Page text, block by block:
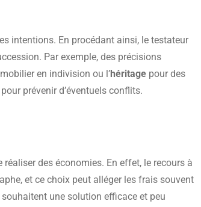
intentions. En procédant ainsi, le testateur
Par exemple, des précisions
en indivision ou l’héritage pour des
prévenir d’éventuels conflits.
des économies. En effet, le recours à
et ce choix peut alléger les frais souvent
une solution efficace et peu